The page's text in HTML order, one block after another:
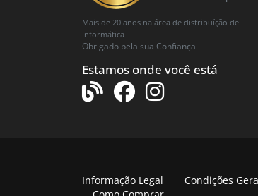
Mais de 20 anos na área de distribuíção de
Informática
Obrigado pela sua Confiança
Estamos onde você está
Informação Legal Condições